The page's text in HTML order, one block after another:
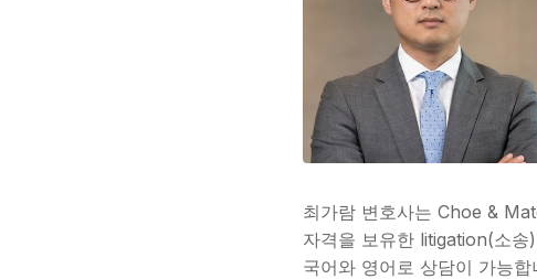
최가람 변호사는 Choe &
자격을 보유한 litigation(소
국어와 영어로 상담이 가능합